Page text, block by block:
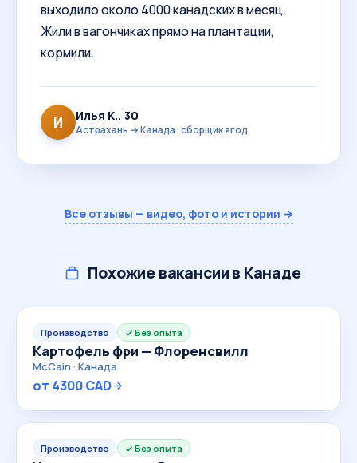
выходило около 4000 канадских в месяц.
Жили в вагончиках прямо на плантации,
кормили.
И Илья К., 30
Астрахань → Канада · сборщик ягод
Все отзывы — видео, фото и истории →
Похожие вакансии в Канаде
Производство Без опыта
Картофель фри — Флоренсвилл
McCain · Канада
от 4300 CAD
Производство Без опыта